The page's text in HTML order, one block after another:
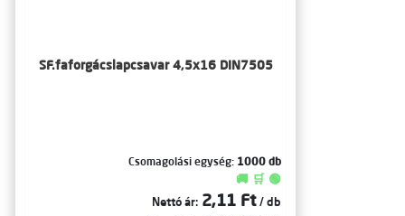
SF.faforgácslapcsavar 4,5x16 DIN7505
Csomagolási egység: 1000 db
🚚 🛒 🟢
Nettó ár: 2,11 Ft / db